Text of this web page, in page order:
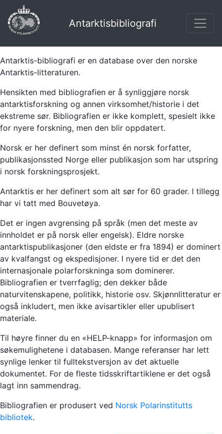
Antarktisbibliografi
Antarktis-bibliografi er en database over den norske
Antarktis-litteraturen.
Hensikten med bibliografien er å synliggjøre norsk
antarktisforskning og annen virksomhet/historie i det
ekstreme sør. Bibliografien er ikke komplett, spesielt ikke
for nyere forskning, men den blir oppdatert.
Norsk er her definert som minst én norsk forfatter,
publikasjonssted Norge eller publikasjon som har utspring
i norsk forskningsprosjekt.
Antarktis er her definert som alt sør for 60 grader. I tillegg
har vi tatt med Bouvetøya.
Det er ingen avgrensing på språk (men det meste av
innholdet er på norsk eller engelsk). Eldre norske
antarktispublikasjoner (den eldste er fra 1894) er dominert
av kvalfangst og ekspedisjoner. I nyere tid er det den
internasjonale polarforskninga som dominerer.
Bibliografien er tverrfaglig; den dekker både
naturvitenskapene, politikk, historie osv. Skjønnlitteratur er
også inkludert, men ikke avisartikler eller upublisert
materiale.
Til høyre finner du en «HELP-knapp» for informasjon om
søkemulighetene i databasen. Mange referanser har lett
synlige lenker til fulltekstversjon av det aktuelle
dokumentet. For de fleste tidsskriftartiklene er det også
lagt inn sammendrag.
Bibliografien er produsert ved Norsk Polarinstitutts
bibliotek.